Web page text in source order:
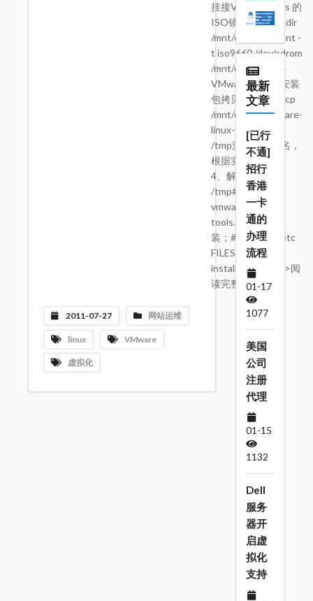
挂接VMwaretools 的
ISO镜像盘；#mkdir
/mnt/cdrom#mount -
t iso9660 /dev/cdrom
/mnt/cdrom3、将
VMwaretools的安装
包拷贝到磁盘；#cp
/mnt/cdrom/vmware-
linux-tools.tar.gz
/tmp注：安装包名，
根据实际版本定。
4、解压；#cd
/tmp#tar -zxvf
vmware-linux-
tools.tar.gz5、安
装；#lsbin doc etc
FILES INSTALL
installer lib ---->>阅
读完整内容
2011-07-27 网站运维
linux VMware
虚拟化
最新
文章
[已行
不通]
招行
香港
一卡
通的
办理
流程
01-17
1077
美国
公司
注册
代理
01-15
1132
Dell
服务
器开
启虚
拟化
支持